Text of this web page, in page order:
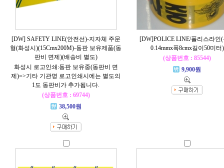
[DW] SAFETY LINE(안전선)-지자체 주문
형(화성시)(15Cmx200M)-동판 보유제품(동
판비 면제)(배송비 별도)
화성시 로고인쇄:동판 보유중(동판비 면
제)=>기타 기관명 로고인쇄시에는 별도의
1도 동판비가 추가됩니다.
(상품번호 : 69744)
38,500원
[DW]POLICE LINE/폴리스라인
0.14mmx폭8cmx길이50미터)
(상품번호 : 85544)
9,900원